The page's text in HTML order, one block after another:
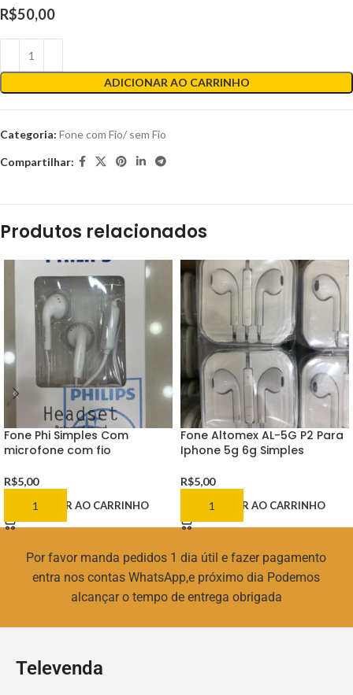
R$50,00
ADICIONAR AO CARRINHO
Categoria: Fone com Fio/ sem Fio
Compartilhar:
Produtos relacionados
Fone Phi Simples Com
microfone com fio
R$5,00
ADICIONAR AO CARRINHO
Fone Altomex AL-5G P2 Para
Iphone 5g 6g Simples
R$5,00
ADICIONAR AO CARRINHO
Por favor manda pedidos 1 dia útil e fazer pagamento
entra nos contas WhatsApp,e próximo dia Podemos
alcançar o tempo de entrega obrigada
Televenda